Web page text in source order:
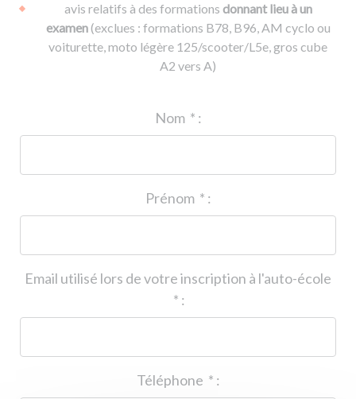
avis relatifs à des formations donnant lieu à un
examen(exclues : formations B78, B96, AM cyclo ou
voiturette, moto légère 125/scooter/L5e, gros cube
A2 vers A)
* :
* :
Email utilisé lors de votre inscription à l'auto-école
* :
* :